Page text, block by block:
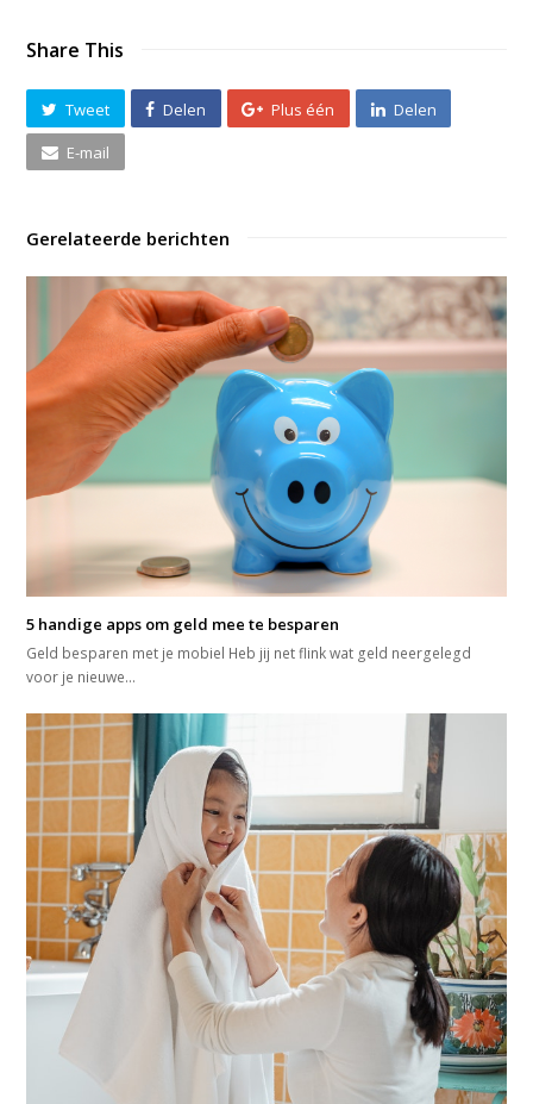
Share This
Tweet Delen Plus één Delen
E-mail
Gerelateerde berichten
5 handige apps om geld mee te besparen
Geld besparen met je mobiel Heb jij net flink wat geld neergelegd
voor je nieuwe…